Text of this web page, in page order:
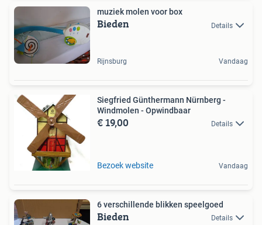
muziek molen voor box
Bieden Details
Rijnsburg Vandaag
Siegfried Günthermann Nürnberg -
Windmolen - Opwindbaar
€ 19,00 Details
Bezoek website Vandaag
6 verschillende blikken speelgoed
Bieden Details